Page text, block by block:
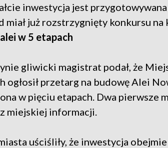
inwestycja jest
miał już rozstrzygnięty konkursu
w 5 etapach
gliwicki magistrat podał, że
ogłosił przetarg na budowę Alei
w pięciu etapach. Dwa pierwsze
miejskiej informacji.
uściśliły, że inwestycja